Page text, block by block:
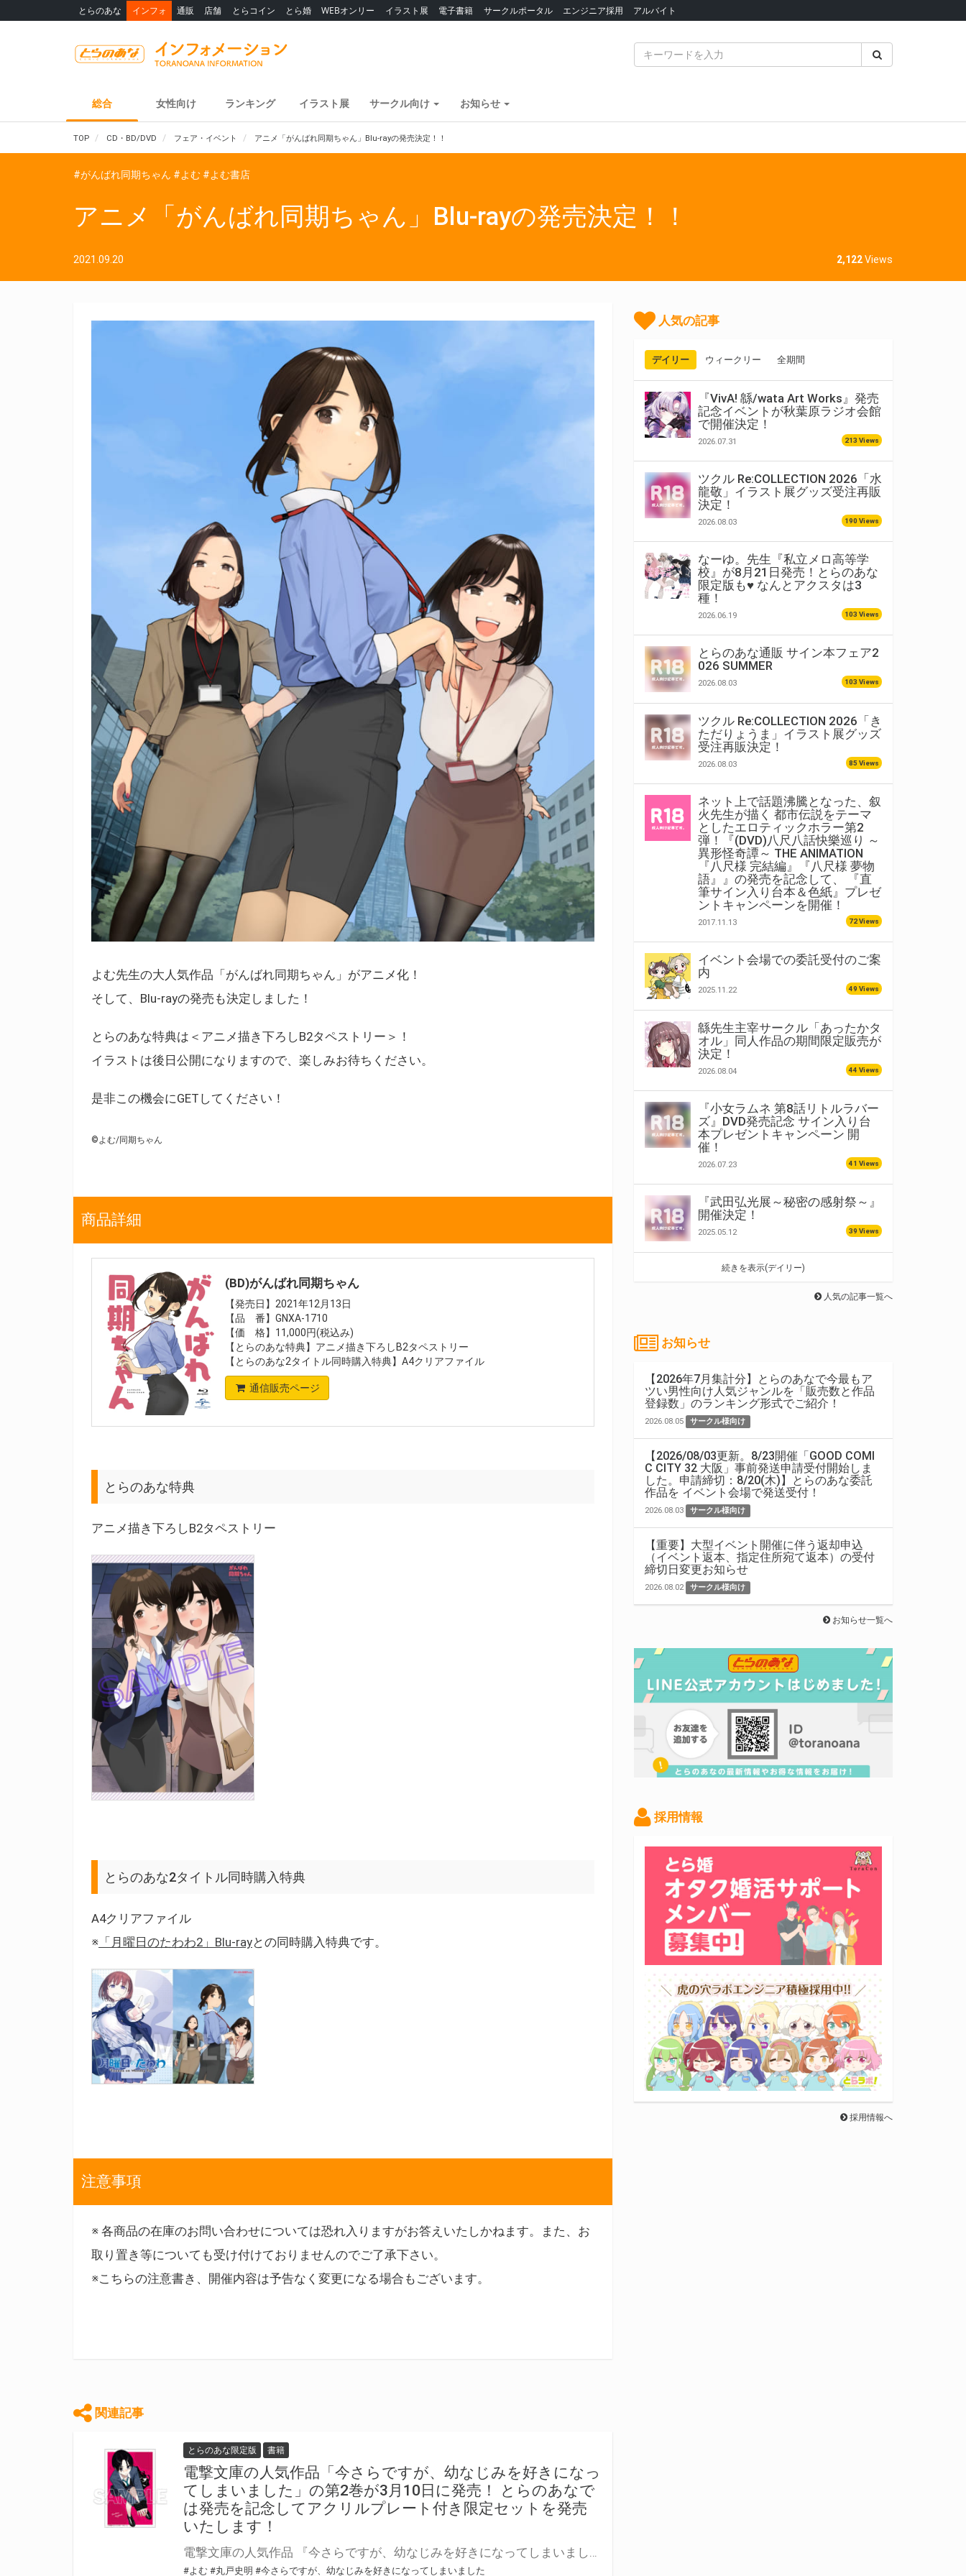
とらのあな インフォ 通販 店舗 とらコイン とら婚 WEBオンリー イラスト展 電子書籍 サークルポータル エンジニア採用 アルバイト
総合 女性向け ランキング イラスト展 サークル向け お知らせ
TOP CD・BD/DVD フェア・イベント アニメ「がんばれ同期ちゃん」Blu-rayの発売決定！！
#がんばれ同期ちゃん #よむ #よむ書店
アニメ「がんばれ同期ちゃん」Blu-rayの発売決定！！
2021.09.20 2,122Views
よむ先生の大人気作品「がんばれ同期ちゃん」がアニメ化！
そして、Blu-rayの発売も決定しました！
とらのあな特典は＜アニメ描き下ろしB2タペストリー＞！
イラストは後日公開になりますので、楽しみお待ちください。
是非この機会にGETしてください！
©よむ/同期ちゃん
商品詳細
(BD)がんばれ同期ちゃん
【発売日】2021年12月13日
【品 番】GNXA-1710
【価 格】11,000円(税込み)
【とらのあな特典】アニメ描き下ろしB2タペストリー
【とらのあな2タイトル同時購入特典】A4クリアファイル
通信販売ページ
とらのあな特典
アニメ描き下ろしB2タペストリー
とらのあな2タイトル同時購入特典
A4クリアファイル
※ 「月曜日のたわわ2」Blu-rayとの同時購入特典です。
注意事項
※ 各商品の在庫のお問い合わせについては恐れ入りますがお答えいたしかねます。また、お
取り置き等についても受け付けておりませんのでご了承下さい。
※こちらの注意書き、開催内容は予告なく変更になる場合もございます。
関連記事
とらのあな限定版 書籍
電撃文庫の人気作品「今さらですが、幼なじみを好きになっ
てしまいました」の第2巻が3月10日に発売！ とらのあなで
は発売を記念してアクリルプレート付き限定セットを発売
いたします！
電撃文庫の人気作品 『今さらですが、幼なじみを好きになってしまいました』の第2巻が3月10日(火)に発売！ とらのあなでは発売を記念して「アクリルプレート付き」限定セットを発売いたします。 是非この機会にお買い求めください！
#よむ #丸戸史明 #今さらですが、幼なじみを好きになってしまいました
人気の記事
デイリー ウィークリー 全期間
『VivA! 緜/wata Art Works』発売
記念イベントが秋葉原ラジオ会館
で開催決定！
2026.07.31 213 Views
ツクル Re:COLLECTION 2026「水
龍敬」イラスト展グッズ受注再販
決定！
2026.08.03 190 Views
なーゆ。先生『私立メロ高等学
校』が8月21日発売！とらのあな
限定版も♥ なんとアクスタは3
種！
2026.06.19 103 Views
とらのあな通販 サイン本フェア2
026 SUMMER
2026.08.03 103 Views
ツクル Re:COLLECTION 2026「き
ただりょうま」イラスト展グッズ
受注再販決定！
2026.08.03 85 Views
ネット上で話題沸騰となった、叙
火先生が描く 都市伝説をテーマ
としたエロティックホラー第2
弾！『(DVD)八尺八話快樂巡り ～
異形怪奇譚～ THE ANIMATION
『八尺様 完結編』『八尺様 夢物
語』』の発売を記念して、 『直
筆サイン入り台本＆色紙』プレゼ
ントキャンペーンを開催！
2017.11.13 72 Views
イベント会場での委託受付のご案
内
2025.11.22 49 Views
緜先生主宰サークル「あったかタ
オル」同人作品の期間限定販売が
決定！
2026.08.04 44 Views
『小女ラムネ 第8話リトルラバー
ズ』DVD発売記念 サイン入り台
本プレゼントキャンペーン 開
催！
2026.07.23 41 Views
『武田弘光展～秘密の感射祭～』
開催決定！
2025.05.12 39 Views
続きを表示(デイリー)
人気の記事一覧へ
お知らせ
【2026年7月集計分】とらのあなで今最もア
ツい男性向け人気ジャンルを「販売数と作品
登録数」のランキング形式でご紹介！
2026.08.05 サークル様向け
【2026/08/03更新。8/23開催「GOOD COMI
C CITY 32 大阪」事前発送申請受付開始しま
した。申請締切：8/20(木)】とらのあな委託
作品を イベント会場で発送受付！
2026.08.03 サークル様向け
【重要】大型イベント開催に伴う返却申込
（イベント返本、指定住所宛て返本）の受付
締切日変更お知らせ
2026.08.02 サークル様向け
お知らせ一覧へ
採用情報
採用情報へ